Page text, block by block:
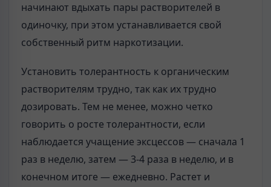
начинают вдыхать пары растворителей в
одиночку, при этом уста­навливается свой
собственный ритм наркотизации.
Установить толерантность к органическим
растворителям трудно, так как их трудно
дозировать. Тем не менее, можно четко
говорить о росте толерантности, если
наблюдается учащение эксцессов — сначала 1
раз в неделю, затем — 3-4 раза в неделю, и в
конечном итоге — ежедневно. Растет и